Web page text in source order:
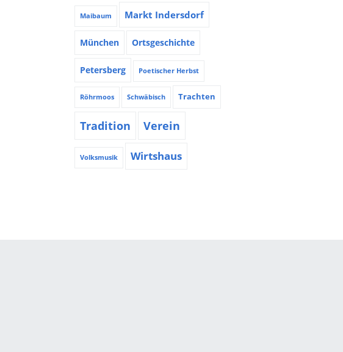
Maibaum Markt Indersdorf
München Ortsgeschichte
Petersberg Poetischer Herbst
Röhrmoos Schwäbisch Trachten
Tradition Verein
Volksmusik Wirtshaus